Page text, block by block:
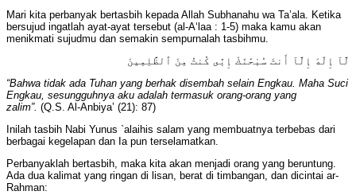
Mari kita perbanyak bertasbih kepada Allah Subhanahu wa Ta’ala. Ketika
bersujud ingatlah ayat-ayat tersebut (al-A‘laa : 1-5) maka kamu akan
menikmati sujudmu dan semakin sempurnalah tasbihmu.
لَّآ إِلَٰهَ إِلَّآ أَنتَ سُبْحَٰنَكَ إِنِّى كُنتُ مِنَ ٱلظَّٰلِمِينَ
“Bahwa tidak ada Tuhan yang berhak disembah selain Engkau. Maha Suci
Engkau, sesungguhnya aku adalah termasuk orang-orang yang
zalim”. (Q.S. Al-Anbiya’ (21): 87)
Inilah tasbih Nabi Yunus `alaihis salam yang membuatnya terbebas dari
berbagai kegelapan dan Ia pun terselamatkan.
Perbanyaklah bertasbih, maka kita akan menjadi orang yang beruntung.
Ada dua kalimat yang ringan di lisan, berat di timbangan, dan dicintai ar-
Rahman: